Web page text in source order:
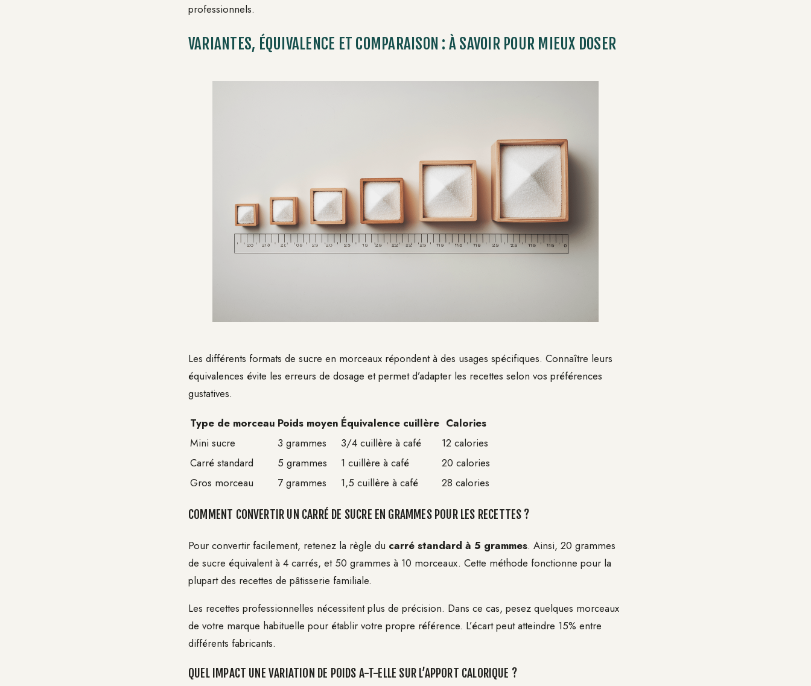
professionnels.
VARIANTES, ÉQUIVALENCE ET COMPARAISON : À SAVOIR POUR MIEUX DOSER
Les différents formats de sucre en morceaux répondent à des usages spécifiques. Connaître leurs
équivalences évite les erreurs de dosage et permet d’adapter les recettes selon vos préférences
gustatives.
Type de morceau Poids moyen Équivalence cuillère Calories
Mini sucre
3 grammes 3/4 cuillère à café
12 calories
Carré standard
5 grammes 1 cuillère à café
20 calories
Gros morceau
7 grammes 1,5 cuillère à café 28 calories
COMMENT CONVERTIR UN CARRÉ DE SUCRE EN GRAMMES POUR LES RECETTES ?
Pour convertir facilement, retenez la règle du carré standard à 5 grammes. Ainsi, 20 grammes
de sucre équivalent à 4 carrés, et 50 grammes à 10 morceaux. Cette méthode fonctionne pour la
plupart des recettes de pâtisserie familiale.
Les recettes professionnelles nécessitent plus de précision. Dans ce cas, pesez quelques morceaux
de votre marque habituelle pour établir votre propre référence. L’écart peut atteindre 15% entre
différents fabricants.
QUEL IMPACT UNE VARIATION DE POIDS A-T-ELLE SUR L’APPORT CALORIQUE ?